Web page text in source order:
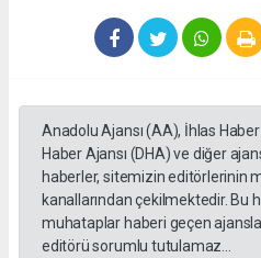
Anadolu Ajansı (AA), İhlas
Haber Ajansı (DHA) ve diğer
haberler, sitemizin editörlerinin
kanallarından çekilmektedir. Bu
muhataplar haberi geçen
editörü sorumlu tutulamaz...